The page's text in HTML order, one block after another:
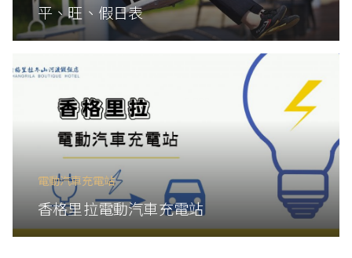
平、旺、假日表
電動汽車充電站
香格里拉電動汽車充電站